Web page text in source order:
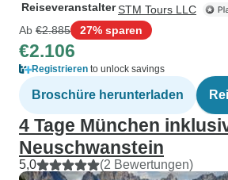
ReiseveranstalterSTM Tours LLC
Ab €2.885 27% sparen
€2.106
Registrieren to unlock savings
Broschüre herunterladen
4 Tage München
Neuschwanstein
5,0 (2 Bewertungen)